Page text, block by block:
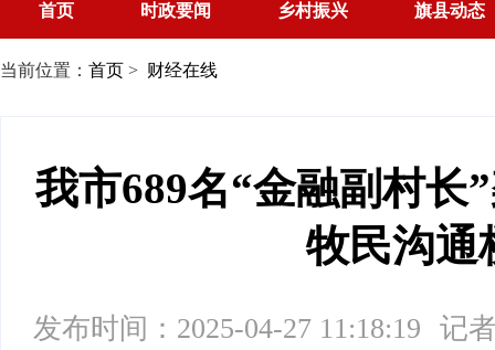
首页 时政要闻 乡村振兴 旗县动态
当前位置： 首页 > 财经在线
我市689名“金融副村长
牧民沟通
发布时间：2025-04-27 11:18:19
记